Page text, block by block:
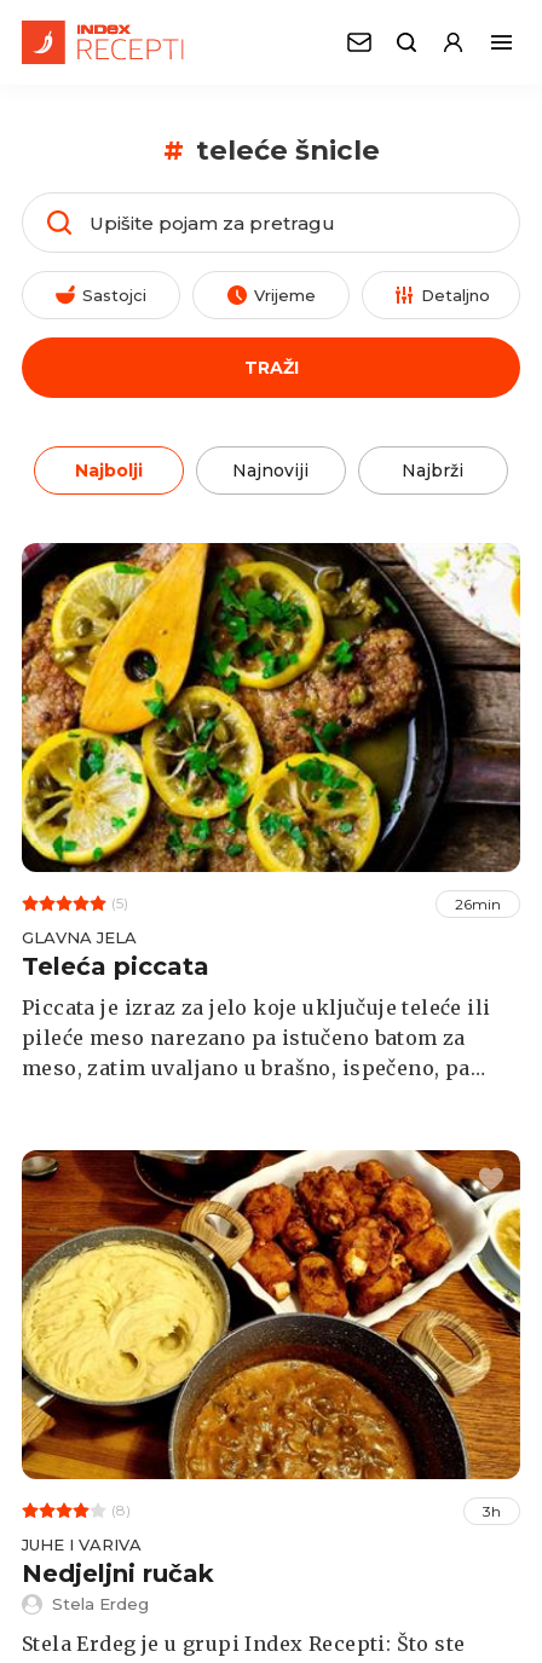
# teleće šnicle
Sastojci Vrijeme Detaljno
TRAŽI
Najbolji Najnoviji Najbrži
(5) 26min
GLAVNA JELA
Teleća piccata
Piccata je izraz za jelo koje uključuje teleće ili
pileće meso narezano pa istučeno batom za
meso, zatim uvaljano u brašno, ispečeno, pa
(8) 3h
JUHE I VARIVA
Nedjeljni ručak
Stela Erdeg
Stela Erdeg je u grupi Index Recepti: Što ste